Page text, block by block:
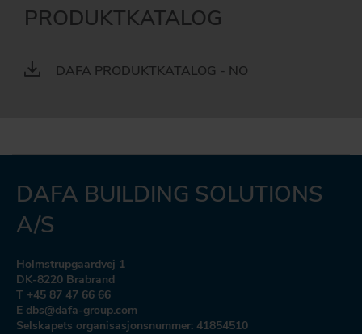
PRODUKTKATALOG
DAFA PRODUKTKATALOG - NO
DAFA BUILDING SOLUTIONS
A/S
Holmstrupgaardvej 1
DK-8220 Brabrand
T +45 87 47 66 66
E dbs@dafa-group.com
Selskapets organisasjonsnummer: 41854510